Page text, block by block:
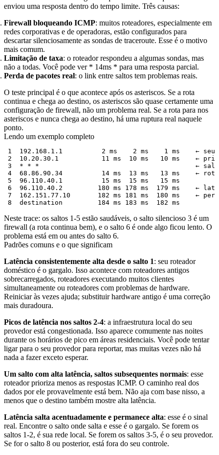
enviou uma resposta dentro do tempo limite. Três causas:
Firewall bloqueando ICMP: muitos roteadores, especialmente em
redes corporativas e de operadoras, estão configurados para
descartar silenciosamente as sondas de traceroute. Esse é o motivo
mais comum.
Limitação de taxa: o roteador respondeu a algumas sondas, mas
não a todas. Você pode ver * 14ms * para uma resposta parcial.
Perda de pacotes real: o link entre saltos tem problemas reais.
O teste principal é o que acontece após os asteriscos. Se a rota
continua e chega ao destino, os asteriscos são quase certamente uma
configuração de firewall, não um problema real. Se a rota para nos
asteriscos e nunca chega ao destino, há uma ruptura real naquele
ponto.
Lendo um exemplo completo
1  192.168.1.1          2 ms    2 ms    1 ms    ← seu
2  10.20.30.1           11 ms  10 ms   10 ms    ←
3  * * *                                        ← salto
4  68.86.90.34          14 ms  13 ms   13 ms    ←
5  96.110.40.1          15 ms  15 ms   15 ms
6  96.110.40.2         180 ms 178 ms  179 ms    ←
7  162.151.77.10       182 ms 181 ms  180 ms    ←
Neste trace: os saltos 1-5 estão saudáveis, o salto silencioso 3 é um
firewall (a rota continua bem), e o salto 6 é onde algo ficou lento. O
problema está em ou antes do salto 6.
Padrões comuns e o que significam
Latência consistentemente alta desde o salto 1: seu roteador
doméstico é o gargalo. Isso acontece com roteadores antigos
sobrecarregados, roteadores executando muitos clientes
simultaneamente ou roteadores com problemas de hardware.
Reiniciar às vezes ajuda; substituir hardware antigo é uma correção
mais duradoura.
Picos de latência nos saltos 2-4: a infraestrutura local do seu
provedor está congestionada. Isso aparece comumente nas noites
durante os horários de pico em áreas residenciais. Você pode tentar
ligar para o seu provedor para reportar, mas muitas vezes não há
nada a fazer exceto esperar.
Um salto com alta latência, saltos subsequentes normais: esse
roteador prioriza menos as respostas ICMP. O caminho real dos
dados por ele provavelmente está bem. Não aja com base nisso, a
menos que o destino também mostre alta latência.
Latência salta acentuadamente e permanece alta: esse é o sinal
real. Encontre o salto onde salta e esse é o gargalo. Se forem os
saltos 1-2, é sua rede local. Se forem os saltos 3-5, é o seu provedor.
Se for o salto 8 ou posterior, está fora do seu controle.